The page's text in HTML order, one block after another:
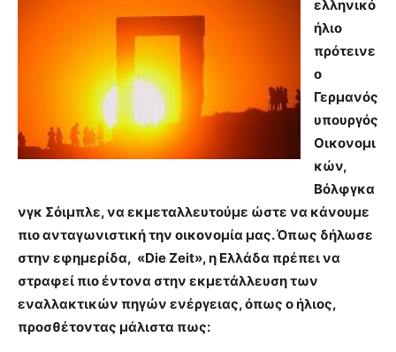
ελληνικό
ήλιο
πρότεινε
ο
Γερμανός
υπουργός
Οικονομι
κών,
Βόλφγκα
νγκ Σόιμπλε, να εκμεταλλευτούμε ώστε να κάνουμε
πιο ανταγωνιστική την οικονομία μας. Όπως δήλωσε
στην εφημερίδα, «Die Zeit», η Ελλάδα πρέπει να
στραφεί πιο έντονα στην εκμετάλλευση των
εναλλακτικών πηγών ενέργειας, όπως ο ήλιος,
προσθέτοντας μάλιστα πως: